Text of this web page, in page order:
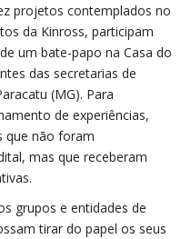
projetos contemplados no
da Kinross, participam
um bate-papo na Casa do
das secretarias de
(MG). Para
de experiências,
que não foram
mas que receberam
grupos e entidades de
tirar do papel os seus